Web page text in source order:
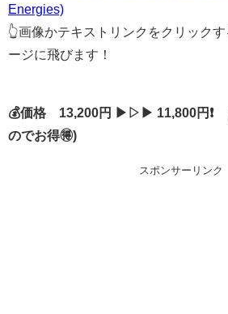
Energies)
👆画像かテキストリンクをクリック
ージに飛びます！
💰価格 13,200円 ▶▷▶ 11,800円❗ (
のでお得🉐)
スポンサーリンク